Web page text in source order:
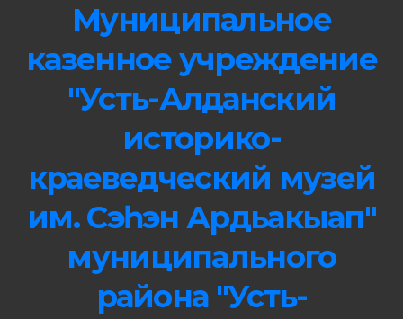
Муниципальное
казенное учреждение
"Усть-Алданский
историко-
краеведческий музей
им. Сэһэн Ардьакыап"
муниципального
района "Усть-